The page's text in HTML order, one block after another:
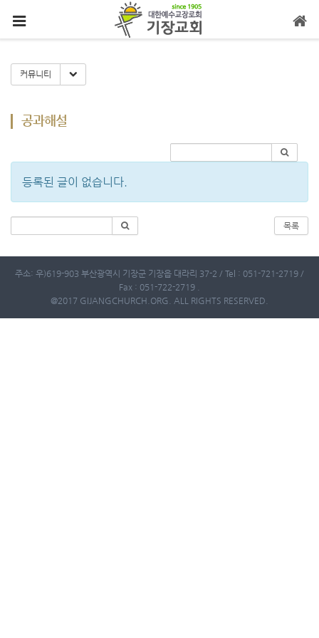
커뮤니티 Toggle Dropdown
공과해설
등록된 글이 없습니다.
목록
주소: 우)619-903 부산광역시 기장군 기장읍 대라리 37-2 / Tel : 051-721-2719 /
Fax : 051-722-2719 .
@2017 GIJANGCHURCH.ORG. ALL RIGHTS RESERVED.